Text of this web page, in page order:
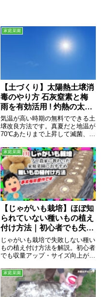
家庭菜園
【土づくり】太陽熱土壌消
毒のやり方 石灰窒素と梅
雨を有効活用 ! 灼熱の太陽
光で虫も菌も草の種も焼き
尽くす方法
気温が高い時期の無料でできる土
壌改良方法です。真夏だと地温が
70℃あたりまで上昇して滅菌、害
家庭菜園
【じゃがいも栽培】ほぼ知
られていない種いもの植え
付け方法｜初心者でも失敗
しない完全ガイド
じゃがいも栽培で失敗しない種い
もの植え付け方法を解説。初心者
でも収量アップ・サイズ向上が狙
す。
家庭菜園